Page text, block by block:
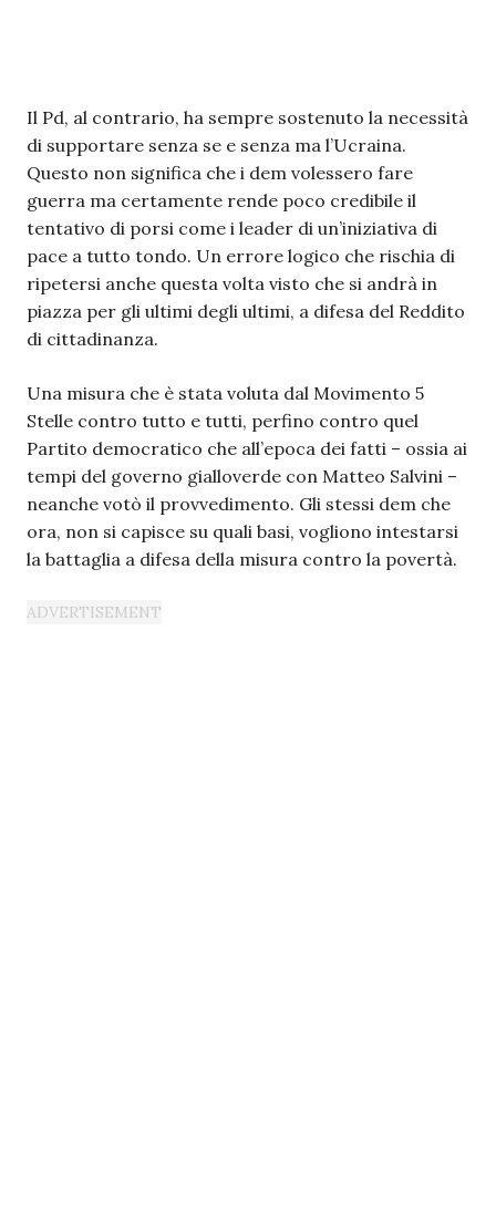
Il Pd, al contrario, ha sempre sostenuto la necessità
di supportare senza se e senza ma l’Ucraina.
Questo non significa che i dem volessero fare
guerra ma certamente rende poco credibile il
tentativo di porsi come i leader di un’iniziativa di
pace a tutto tondo. Un errore logico che rischia di
ripetersi anche questa volta visto che si andrà in
piazza per gli ultimi degli ultimi, a difesa del Reddito
di cittadinanza.
Una misura che è stata voluta dal Movimento 5
Stelle contro tutto e tutti, perfino contro quel
Partito democratico che all’epoca dei fatti – ossia ai
tempi del governo gialloverde con Matteo Salvini –
neanche votò il provvedimento. Gli stessi dem che
ora, non si capisce su quali basi, vogliono intestarsi
la battaglia a difesa della misura contro la povertà.